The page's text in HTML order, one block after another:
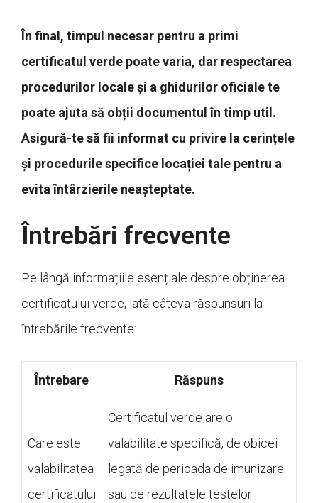
În final, timpul necesar pentru a primi
certificatul verde poate varia, dar respectarea
procedurilor locale și a ghidurilor oficiale te
poate ajuta să obții documentul în timp util.
Asigură-te să fii informat cu privire la cerințele
și procedurile specifice locației tale pentru a
evita întârzierile neașteptate.
Întrebări frecvente
Pe lângă informațiile esențiale despre obținerea
certificatului verde, iată câteva răspunsuri la
întrebările frecvente:
Întrebare Răspuns
Care este
valabilitatea
certificatului
Certificatul verde are o
valabilitate specifică, de obicei
legată de perioada de imunizare
sau de rezultatele testelor